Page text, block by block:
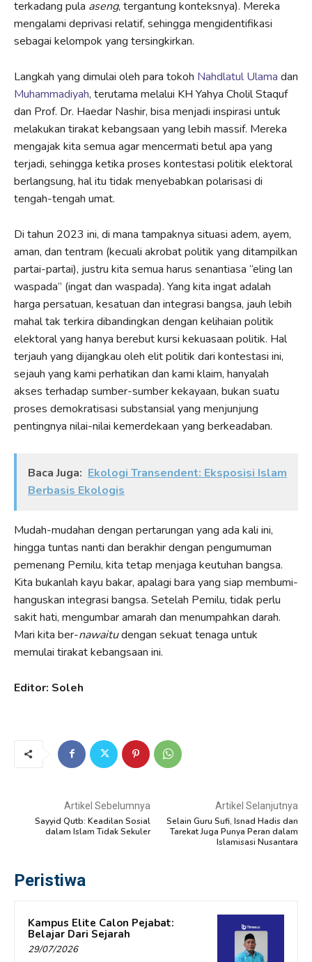
terkadang pula aseng, tergantung konteksnya). Mereka
mengalami deprivasi relatif, sehingga mengidentifikasi
sebagai kelompok yang tersingkirkan.
Langkah yang dimulai oleh para tokoh Nahdlatul Ulama dan
Muhammadiyah, terutama melalui KH Yahya Cholil Staquf
dan Prof. Dr. Haedar Nashir, bisa menjadi inspirasi untuk
melakukan tirakat kebangsaan yang lebih massif. Mereka
mengajak kita semua agar mencermati betul apa yang
terjadi, sehingga ketika proses kontestasi politik elektoral
berlangsung, hal itu tidak menyebabkan polarisasi di
tengah-tengah umat.
Di tahun 2023 ini, di mana tampaknya situasi adem, ayem,
aman, dan tentram (kecuali akrobat politik yang ditampilkan
partai-partai), justru kita semua harus senantiasa “eling lan
waspada” (ingat dan waspada). Yang kita ingat adalah
harga persatuan, kesatuan dan integrasi bangsa, jauh lebih
mahal tak terkira dibandingkan dengan kelihaian politik
elektoral yang hanya berebut kursi kekuasaan politik. Hal
terjauh yang dijangkau oleh elit politik dari kontestasi ini,
sejauh yang kami perhatikan dan kami klaim, hanyalah
akses terhadap sumber-sumber kekayaan, bukan suatu
proses demokratisasi substansial yang menjunjung
pentingnya nilai-nilai kemerdekaan yang berkeadaban.
Baca Juga: Ekologi Transendent: Eksposisi Islam
Berbasis Ekologis
Mudah-mudahan dengan pertarungan yang ada kali ini,
hingga tuntas nanti dan berakhir dengan pengumuman
pemenang Pemilu, kita tetap menjaga keutuhan bangsa.
Kita bukanlah kayu bakar, apalagi bara yang siap membumi-
hanguskan integrasi bangsa. Setelah Pemilu, tidak perlu
sakit hati, mengumbar amarah dan menumpahkan darah.
Mari kita ber-nawaitudengan sekuat tenaga untuk
memulai tirakat kebangsaan ini.
Editor: Soleh
Artikel Sebelumnya
Sayyid Qutb: Keadilan Sosial
dalam Islam Tidak Sekuler
Artikel Selanjutnya
Selain Guru Sufi, Isnad Hadis dan
Tarekat Juga Punya Peran dalam
Islamisasi Nusantara
Peristiwa
Kampus Elite Calon Pejabat:
Belajar Dari Sejarah
29/07/2026